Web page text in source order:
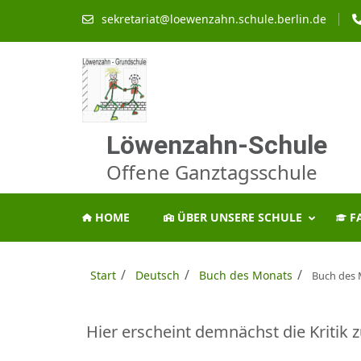
sekretariat@loewenzahn.schule.berlin.de
Löwenzahn-Schule
Offene Ganztagsschule
HOME ÜBER UNSERE SCHULE
Start / Deutsch / Buch des Monats / Buch des
Hier erscheint demnächst die Kritik